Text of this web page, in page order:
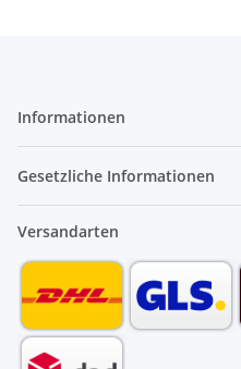
Informationen
Gesetzliche Informationen
Versandarten